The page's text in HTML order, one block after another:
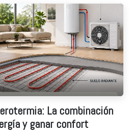
La combinación
y ganar confort